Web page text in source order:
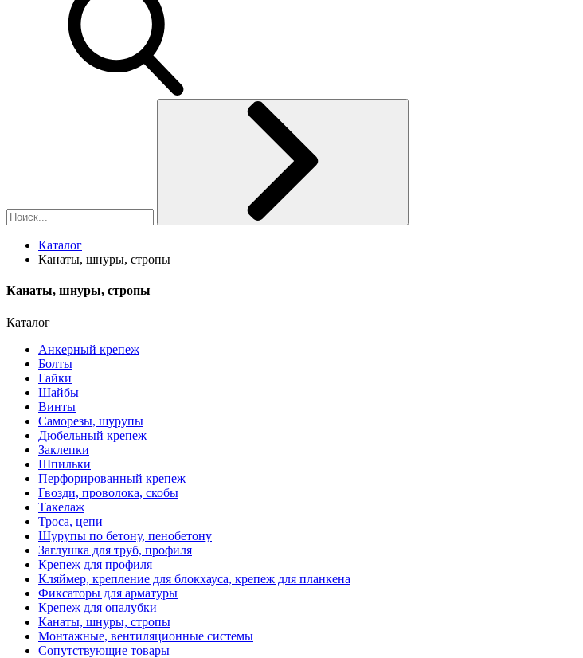
Каталог
Канаты, шнуры, стропы
Канаты, шнуры, стропы
Каталог
Анкерный крепеж
Болты
Гайки
Шайбы
Винты
Саморезы, шурупы
Дюбельный крепеж
Заклепки
Шпильки
Перфорированный крепеж
Гвозди, проволока, скобы
Такелаж
Троса, цепи
Шурупы по бетону, пенобетону
Заглушка для труб, профиля
Крепеж для профиля
Кляймер, крепление для блокхауса, крепеж для планкена
Фиксаторы для арматуры
Крепеж для опалубки
Канаты, шнуры, стропы
Монтажные, вентиляционные системы
Сопутствующие товары